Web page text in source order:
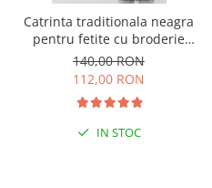
Catrinta traditionala neagra
pentru fetite cu broderie
florala rosie Sonia 01
140,00 RON
112,00 RON
IN STOC